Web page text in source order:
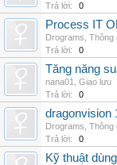
Trả lời:
0
Process IT
Drograms Thông
Trả lời:
0
Tăng năng
nana01
Giao lưu
Trả lời:
0
dragonvision
Drograms Thông
Trả lời:
0
Kỹ thuật